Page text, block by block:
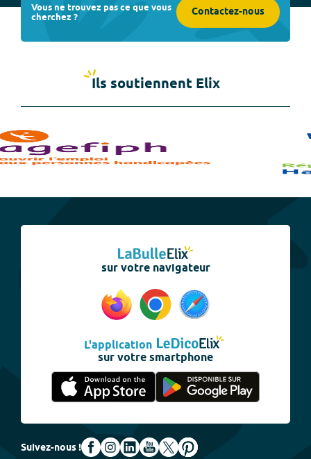
Vous ne trouvez pas ce que vous
cherchez ? Contactez-nous
Ils soutiennent Elix
sur votre navigateur
L'application
sur votre smartphone
Suivez-nous !